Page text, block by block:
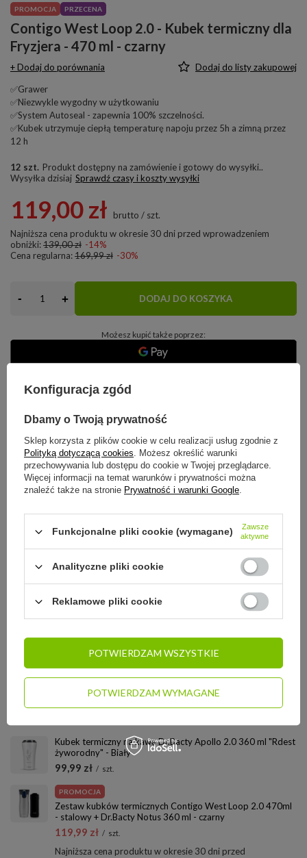
PROMOCJA PRZECENA
Contigo West Loop 2.0 - Kubek termiczny dla
Fryzjera - 470 ml - czarny
+ Dodaj do porównania
Dodaj do listy zakupowej
✅Grawer
✅Niezwykle wygodny w użytkowaniu
✅System Autoseal - zapewnia 100% szczelności.
✅Kubek utrzymuje ciepłą temperaturę napoju przez 5h a zimną przez
12 h
12 szt. Produkt dostępny na zamówienie i gotowy do wysyłki.
Wysyłka dzisiaj Sprawdź czasy i koszty wysyłki
119,00 zł brutto / szt.
Najniższa cena produktu w okresie 30 dni przed wprowadzeniem
obniżki:139,00 zł -14%
Cena regularna:169,99 zł -30%
- + DODAJ DO KOSZYKA
Możesz kupić także poprzez:
14dni na łatwy zwrot
Bezpieczne zakupy
Odroczone płatności. Kup teraz, zapłać za 30 dni, jeżeli nie
zwrócisz
STREFA REKOMENDACJI
OPINIE
ZOBACZ RÓWNIEŻ:
Kubek termiczny na kawę Dr.Bacty Apollo 2.0 360 ml "Rdest
żyworodny" - Biały
99,99 zł / szt.
PROMOCJA
Zestaw kubków termicznych Contigo West Loop 2.0 470ml
- stalowy + Dr.Bacty Notus 360 ml - czarny
119,99 zł / szt.
Najniższa cena produktu w okresie 30 dni przed
Konfiguracja zgód
Dbamy o Twoją prywatność
Sklep korzysta z plików cookie w celu realizacji usług zgodnie z
Polityką dotyczącą cookies. Możesz określić warunki
przechowywania lub dostępu do cookie w Twojej przeglądarce.
Więcej informacji na temat warunków i prywatności można
znaleźć także na stronie Prywatność i warunki Google.
Funkcjonalne pliki cookie (wymagane)
Zawsze
aktywne
Analityczne pliki cookie
Reklamowe pliki cookie
POTWIERDZAM WYMAGANE
POTWIERDZAM WSZYSTKIE